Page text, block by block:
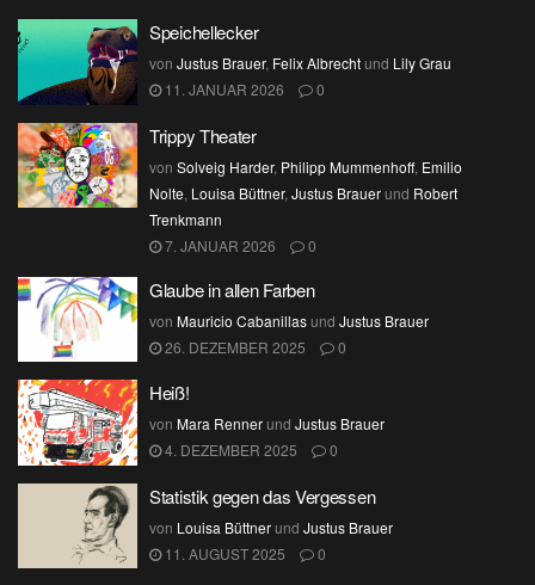
Speichellecker
von Justus Brauer, Felix Albrechtund Lily Grau
11. JANUAR 2026
0
Trippy Theater
von Solveig Harder, Philipp Mummenhoff, Emilio
Nolte, Louisa Büttner, Justus Brauerund Robert
Trenkmann
7. JANUAR 2026
0
Glaube in allen Farben
von Mauricio Cabanillasund Justus Brauer
26. DEZEMBER 2025
0
Heiß!
von Mara Rennerund Justus Brauer
4. DEZEMBER 2025
0
Statistik gegen das Vergessen
von Louisa Büttnerund Justus Brauer
11. AUGUST 2025
0